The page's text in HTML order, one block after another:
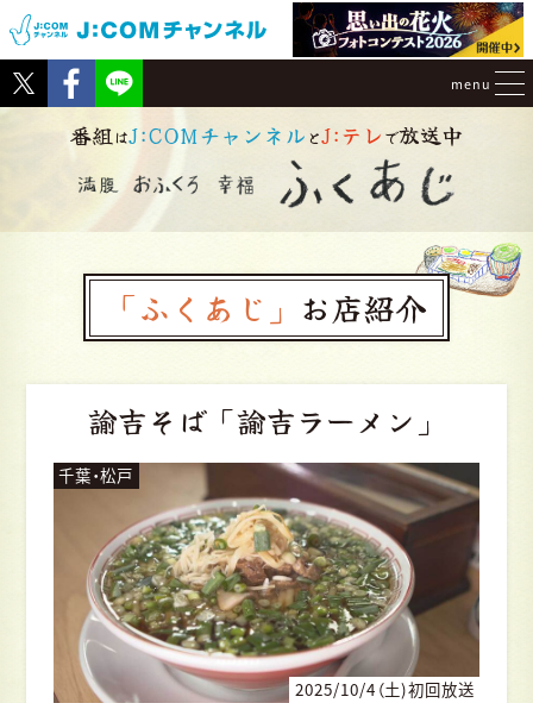
Tweet Facebook
menu
番組はJ:COMチャンネル とJ:テレ で放送中
「ふくあじ」 お店紹介
諭吉そば 「諭吉ラーメン」
千葉・松戸
2025/10/4（土)初回放送